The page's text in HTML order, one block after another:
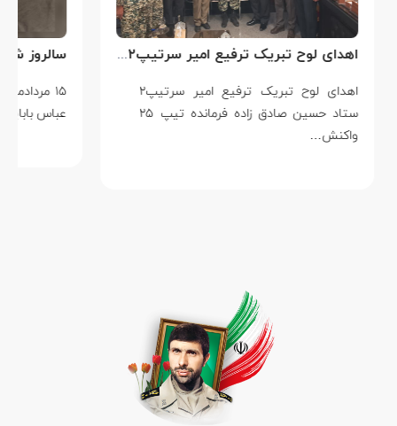
اهدای لوح تبریک ترفیع امیر سرتیپ۲ ستاد حسین صادق زاده فرمانده تیپ ۲۵ واکنش سریع شهید آبگون نزاجا مستقر در تبریز
اهدای لوح تبریک ترفیع امیر سرتیپ۲
ستاد حسین صادق زاده فرمانده تیپ ۲۵
واکنش…
۱۵
عباس بابایی